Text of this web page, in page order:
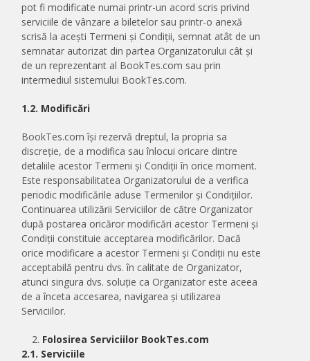
pot fi modificate numai printr-un acord scris privind
serviciile de vânzare a biletelor sau printr-o anexă
scrisă la acești Termeni și Condiții, semnat atât de un
semnatar autorizat din partea Organizatorului cât și
de un reprezentant al BookTes.com sau prin
intermediul sistemului BookTes.com.
1.2. Modificări
BookTes.com își rezervă dreptul, la propria sa
discreție, de a modifica sau înlocui oricare dintre
detaliile acestor Termeni și Condiții în orice moment.
Este responsabilitatea Organizatorului de a verifica
periodic modificările aduse Termenilor și Condițiilor.
Continuarea utilizării Serviciilor de către Organizator
după postarea oricăror modificări acestor Termeni și
Condiții constituie acceptarea modificărilor. Dacă
orice modificare a acestor Termeni și Condiții nu este
acceptabilă pentru dvs. în calitate de Organizator,
atunci singura dvs. soluție ca Organizator este aceea
de a înceta accesarea, navigarea și utilizarea
Serviciilor.
Folosirea Serviciilor BookTes.com
2.1. Serviciile